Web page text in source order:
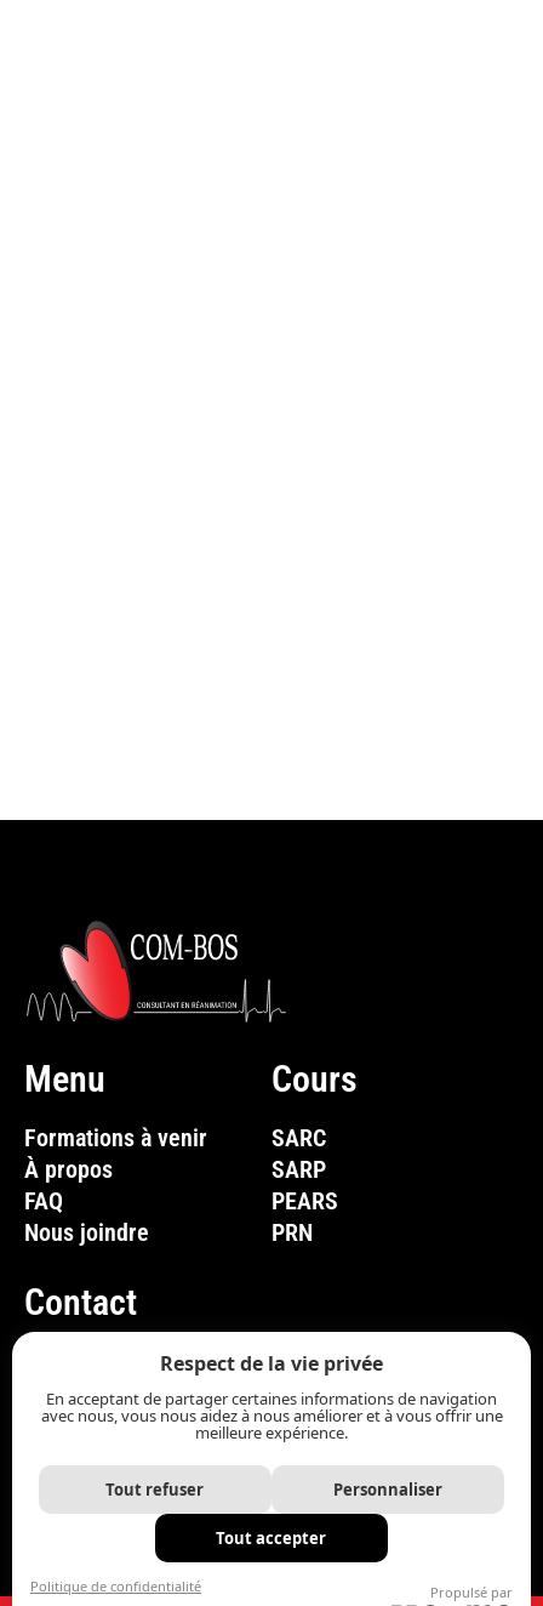
Menu
Formations à venir
À propos
FAQ
Nous joindre
Cours
SARC
SARP
PEARS
PRN
Contact
(819) 661-1285
info@com-bos.ca
Nous joindre
Respect de la vie privée
En acceptant de partager certaines informations de navigation
avec nous, vous nous aidez à nous améliorer et à vous offrir une
meilleure expérience.
Tout refuser Personnaliser
Tout accepter
Politique de confidentialité
Propulsé par